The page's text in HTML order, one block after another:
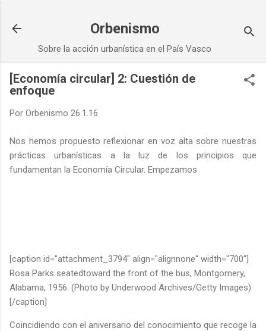
Orbenismo
Sobre la acción urbanística en el País Vasco
[Economía circular] 2: Cuestión de
enfoque
Por Orbenismo 26.1.16
Nos hemos propuesto reflexionar en voz alta sobre nuestras
prácticas urbanísticas a la luz de los principios que
fundamentan la Economía Circular. Empezamos
[caption id="attachment_3794" align="alignnone" width="700"]
Rosa Parks seatedtoward the front of the bus, Montgomery,
Alabama, 1956. (Photo by Underwood Archives/Getty Images)
[/caption]
Coincidiendo con el aniversario del conocimiento que recoge la